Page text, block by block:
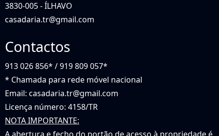
3830-005 - ÍLHAVO
casadaria.tr@gmail.com
Contactos
913 026 856* / 919 809 057*
* Chamada para rede móvel nacional
Email: casadaria.tr@gmail.com
Licença número: 4158/TR
NOTA IMPORTANTE: